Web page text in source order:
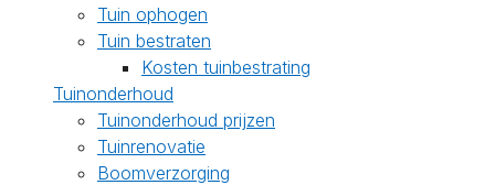
Tuin ophogen
Tuin bestraten
Kosten tuinbestrating
Tuinonderhoud
Tuinonderhoud prijzen
Tuinrenovatie
Boomverzorging